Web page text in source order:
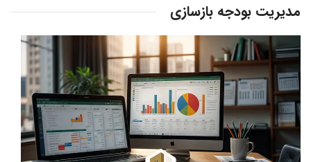
مدیریت بودجه بازسازی